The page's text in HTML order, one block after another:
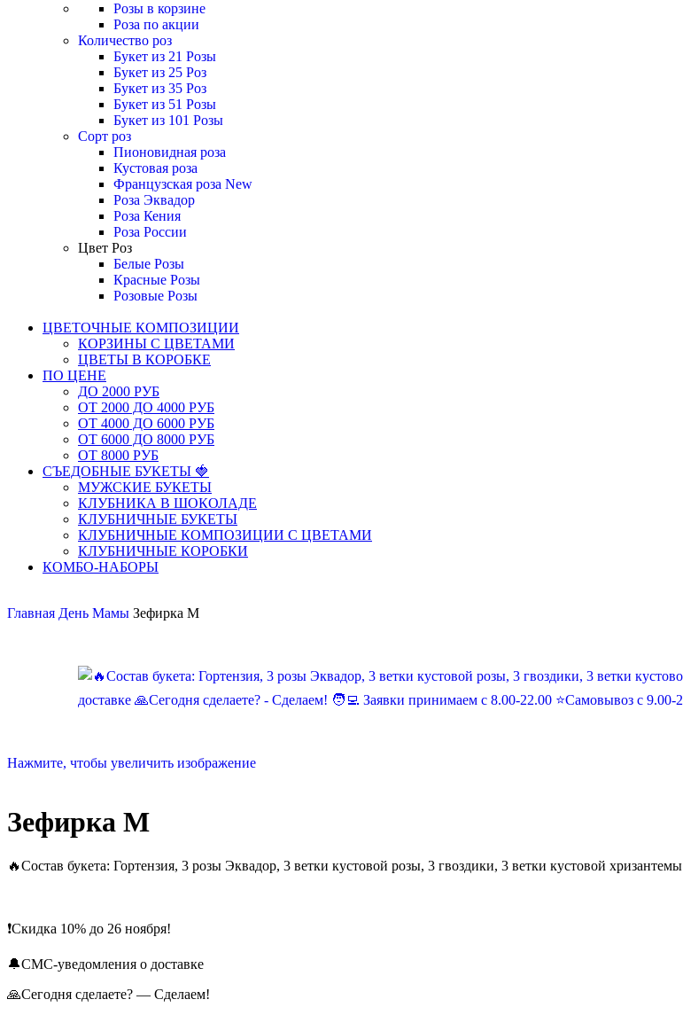
Розы в корзине
Роза по акции
Количество роз
Букет из 21 Розы
Букет из 25 Роз
Букет из 35 Роз
Букет из 51 Розы
Букет из 101 Розы
Сорт роз
Пионовидная роза
Кустовая роза
Французская роза New
Роза Эквадор
Роза Кения
Роза России
Цвет Роз
Белые Розы
Красные Розы
Розовые Розы
ЦВЕТОЧНЫЕ КОМПОЗИЦИИ
КОРЗИНЫ С ЦВЕТАМИ
ЦВЕТЫ В КОРОБКЕ
ПО ЦЕНЕ
ДО 2000 РУБ
ОТ 2000 ДО 4000 РУБ
ОТ 4000 ДО 6000 РУБ
ОТ 6000 ДО 8000 РУБ
ОТ 8000 РУБ
СЪЕДОБНЫЕ БУКЕТЫ 🍓
МУЖСКИЕ БУКЕТЫ
КЛУБНИКА В ШОКОЛАДЕ
КЛУБНИЧНЫЕ БУКЕТЫ
КЛУБНИЧНЫЕ КОМПОЗИЦИИ С ЦВЕТАМИ
КЛУБНИЧНЫЕ КОРОБКИ
КОМБО-НАБОРЫ
Главная День Мамы Зефирка М
Нажмите, чтобы увеличить изображение
Зефирка М
🔥Состав букета: Гортензия, 3 розы Эквадор, 3 ветки кустовой розы, 3 гвоздики, 3 ветки кустовой хризантемы
❗️Скидка 10% до 26 ноября!
🔔СМС-уведомления о доставке
🙏Сегодня сделаете? — Сделаем!